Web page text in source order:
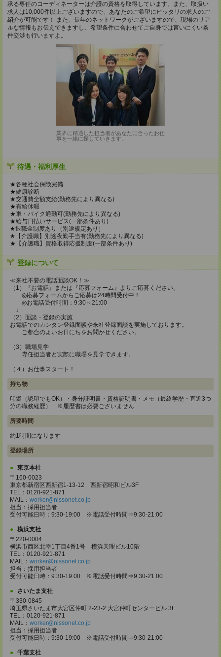
承る専任のコーディネーターは介護の資格を取得しています。また、取扱い
求人は10,000件以上ございますので、あなたのご希望にピッタリの求人のご
紹介が可能です！ また、長年のネットワークがございますので、現場のリア
ルな情報もお伝えできますし、希望条件に合わせてご自身では言いにくい条
件交渉も行いますよ。
業界に精通した担当者があなたに合ったお仕
事を一緒に探していきます。
待遇・福利厚生
★各種社会保険完備
★健康診断
★交通費全額支給(勤務先により異なる)
★有給休暇
★車・バイク通勤可(勤務先により異なる)
★給与日払いサービス(一部条件あり)
★退職金制度あり（別途規定あり）
★【介護職】別途夜勤手当有(勤務先により異なる)
★【介護職】資格取得応援制度(一部条件あり)
登録について
≪来社不要の電話面談OK！≫
（1）『お電話』または『応募フォーム』よりご応募ください。
◎応募フォームからご応募は24時間受付中！
◎お電話受付時間：9:30～21:00
↓
（2）面談・登録の実施
お電話でのカンタン登録面談や来社登録面談を実施しております。
ご都合のよいお日にちをお聞かせください。
（3）職場見学
専任担当者と実際に職場を見学できます。
（４）お仕事スタート！
持ち物
印鑑（認印でもOK）・身分証明書・資格証明書・メモ（最終学歴・直近3つ
分の職務経歴） ※履歴書は必要ございません
所要時間
約1時間になります
登録場所
東京本社
〒160-0023
東京都新宿区西新宿1-13-12 西新宿昭和ビル3F
TEL：0120-921-871
MAIL： worker@nissonet.co.jp
担当：採用担当者
受付可能日時：9:30-19:00 ※電話受付時間⇒9:30-21:00
横浜支社
〒220-0004
横浜市西区北幸1丁目4番1号 横浜天理ビル10階
TEL：0120-921-871
MAIL： worker@nissonet.co.jp
担当：採用担当者
受付可能日時：9:30-19:00 ※電話受付時間⇒9:30-21:00
さいたま支社
〒330-0845
埼玉県さいたま市大宮区仲町 2-23-2 大宮仲町センタービル 3F
TEL：0120-921-871
MAIL： worker@nissonet.co.jp
担当：採用担当者
受付可能日時：9:30-19:00 ※電話受付時間⇒9:30-21:00
千葉支社